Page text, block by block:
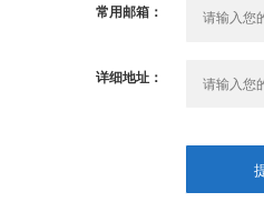
常用邮箱：
详细地址：